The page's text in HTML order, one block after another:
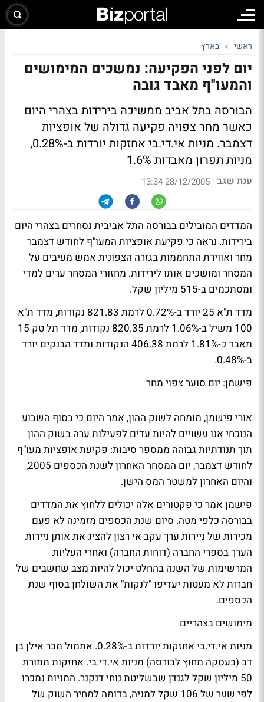
ראשי בארץ
יום לפני הפקיעה: נמשכים המימושים
והמעו"ף מאבד גובה
הבורסה בתל אביב ממשיכה בירידות בצהרי היום
כאשר מחר צפויה פקיעה גדולה של אופציות
דצמבר. מניות אי.די.בי אחזקות יורדות ב-0.28%,
מניות תפרון מאבדות 1.6%
ענת שגב |
28/12/2005 13:34
המדדים המובילים בבורסה התל אביבית נסחרים בצהרי היום
בירידות. נראה כי פקיעת אופציות המעו"ף לחודש דצמבר
מחר ואווירת התחממות בגזרה הצפונית אמש מעיבים על
המסחר ומושכים אותו לירידות. מחזורי המסחר ערים למדי
ומסתכמים ב-515 מיליון שקל.
מדד ת"א 25 יורד ב-0.72% לרמת 821.83 נקודות, מדד ת"א
100 משיל ב-1.06% לרמת 820.35 נקודות, מדד תל טק 15
מאבד כ-1.81% לרמת 406.38 הנקודות ומדד הבנקים יורד
ב-0.48%.
פישמן: יום סוער צפוי מחר
אורי פישמן, מומחה לשוק ההון, אמר היום כי בסוף השבוע
הנוכחי אנו עשויים להיות עדים לפעילות ערה בשוק ההון
תוך תנודתיות גבוהה ממספר סיבות: פקיעת אופציות מעו"ף
לחודש דצמבר, יום המסחר האחרון לשנת הכספים 2005,
והיום האחרון למשטר המס הישן.
פישמן אמר כי פקטורים אלה יכולים ללחוץ את המדדים
בבורסה כלפי מטה. סיום שנת הכספים מזמינה לא פעם
מכירות של ניירות ערך עקב אי רצון להציג את אותן ניירות
הערך בספרי החברה (דוחות החברה) ואחרי העליות
המרשימות של השנה בהחלט יכול להיות מצב שחשבים של
חברות לא מעטות יעדיפו "לנקות" את השולחן בסוף שנת
הכספים.
מימושים בצהריים
מניות אי.די.בי אחזקות יורדות ב-0.28%. אתמול מכר אילן בן
דב (בעסקה מחוץ לבורסה) מניות אי.די.בי. אחזקות תמורת
50 מיליון שקל לגנדן שבשליטת נוחי דנקנר. המניות נמכרו
לפי שער של 106 שקל למניה, בדומה למחיר השוק של